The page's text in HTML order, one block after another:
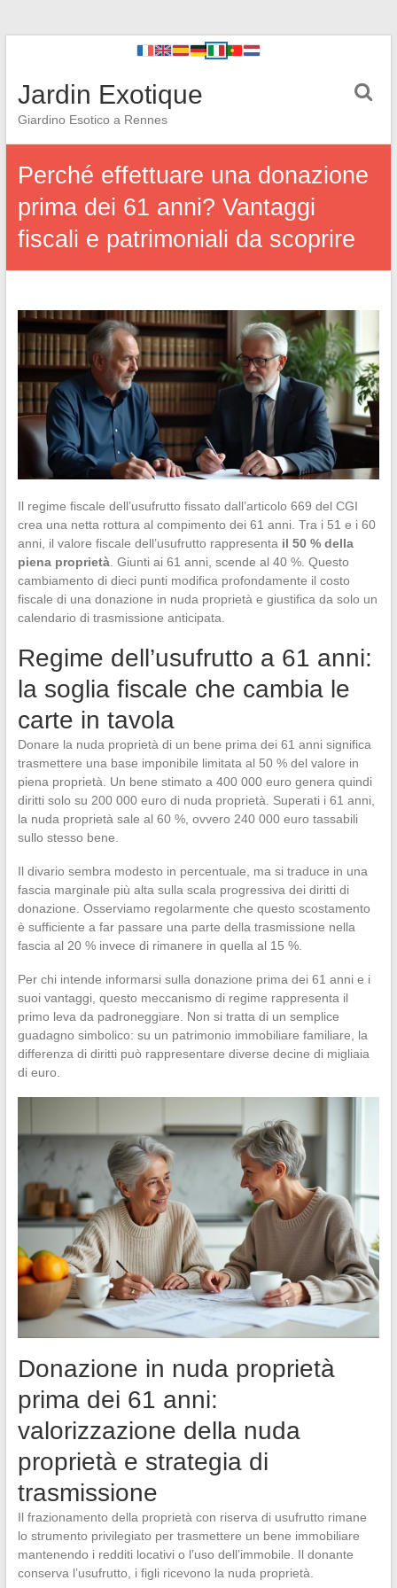
Jardin Exotique
Giardino Esotico a Rennes
Perché effettuare una donazione
prima dei 61 anni? Vantaggi
fiscali e patrimoniali da scoprire
Il regime fiscale dell’usufrutto fissato dall’articolo 669 del CGI
crea una netta rottura al compimento dei 61 anni. Tra i 51 e i 60
anni, il valore fiscale dell’usufrutto rappresenta il 50 % della
piena proprietà. Giunti ai 61 anni, scende al 40 %. Questo
cambiamento di dieci punti modifica profondamente il costo
fiscale di una donazione in nuda proprietà e giustifica da solo un
calendario di trasmissione anticipata.
Regime dell’usufrutto a 61 anni:
la soglia fiscale che cambia le
carte in tavola
Donare la nuda proprietà di un bene prima dei 61 anni significa
trasmettere una base imponibile limitata al 50 % del valore in
piena proprietà. Un bene stimato a 400 000 euro genera quindi
diritti solo su 200 000 euro di nuda proprietà. Superati i 61 anni,
la nuda proprietà sale al 60 %, ovvero 240 000 euro tassabili
sullo stesso bene.
Il divario sembra modesto in percentuale, ma si traduce in una
fascia marginale più alta sulla scala progressiva dei diritti di
donazione. Osserviamo regolarmente che questo scostamento
è sufficiente a far passare una parte della trasmissione nella
fascia al 20 % invece di rimanere in quella al 15 %.
Per chi intende informarsi sulla donazione prima dei 61 anni e i
suoi vantaggi, questo meccanismo di regime rappresenta il
primo leva da padroneggiare. Non si tratta di un semplice
guadagno simbolico: su un patrimonio immobiliare familiare, la
differenza di diritti può rappresentare diverse decine di migliaia
di euro.
Donazione in nuda proprietà
prima dei 61 anni:
valorizzazione della nuda
proprietà e strategia di
trasmissione
Il frazionamento della proprietà con riserva di usufrutto rimane
lo strumento privilegiato per trasmettere un bene immobiliare
mantenendo i redditi locativi o l’uso dell’immobile. Il donante
conserva l’usufrutto, i figli ricevono la nuda proprietà.